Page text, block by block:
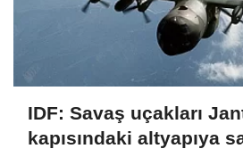
IDF: Savaş uçakları
kapısındaki altyapıya